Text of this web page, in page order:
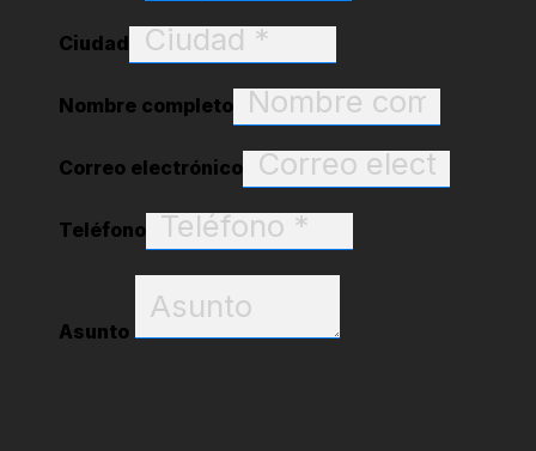
Ciudad
Nombre completo
Correo electrónico
Teléfono
Asunto